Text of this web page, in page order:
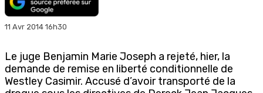
11 Avr 2014 16h30
Le juge Benjamin Marie Joseph a rejeté, hier, la
demande de remise en liberté conditionnelle de
Westley Casimir. Accusé d’avoir transporté de la